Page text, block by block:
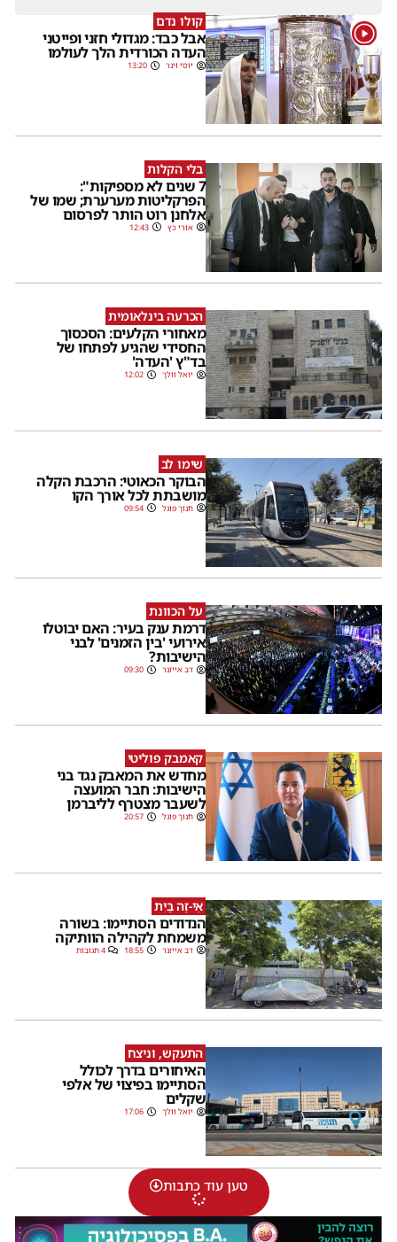
1 קולו נדם
אבל כבד: מגדולי חזני ופייטני
העדה הכורדית הלך לעולמו
יוסי וינר 13:20
בלי הקלות
7 שנים לא מספיקות":
הפרקליטות מערערת; שמו של
אלחנן רוט הותר לפרסום
אורי כץ 12:43
הכרעה בינלאומית
מאחורי הקלעים: הסכסוך
החסידי שהגיע לפתחו של
בד"ץ 'העדה'
יואל וולך 12:02
שימו לב
הבוקר הכאוטי: הרכבת הקלה
מושבתת לכל אורך הקו
חנוך פוגל 09:54
על הכוונת
דרמת ענק בעיר: האם יבוטלו
אירועי 'בין הזמנים' לבני
הישיבות?
דב אייזנר 09:30
קאמבק פוליטי
מחדש את המאבק נגד בני
הישיבות: חבר המועצה
לשעבר מצטרף לליברמן
חנוך פוגל 20:57
אֵי-זֶה בַּיִת
הנדודים הסתיימו: בשורה
משמחת לקהילה הוותיקה
דב אייזנר 18:55 4 תגובות
התעקש, וניצח
האיחורים בדרך לכולל
הסתיימו בפיצוי של אלפי
שקלים
יואל וולך 17:06
טען עוד כתבות